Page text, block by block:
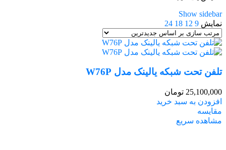
Show sidebar
نمایش 9
12
18
24
تلفن تحت شبکه یالینک مدل W76P
25,100,000 تومان
افزودن به سبد خرید
مقایسه
مشاهده سریع